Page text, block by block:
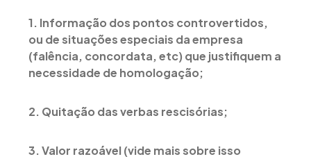
1. Informação dos pontos controvertidos,
ou de situações especiais da empresa
(falência, concordata, etc) que justifiquem a
necessidade de homologação;
2. Quitação das verbas rescisórias;
3. Valor razoável (vide mais sobre isso